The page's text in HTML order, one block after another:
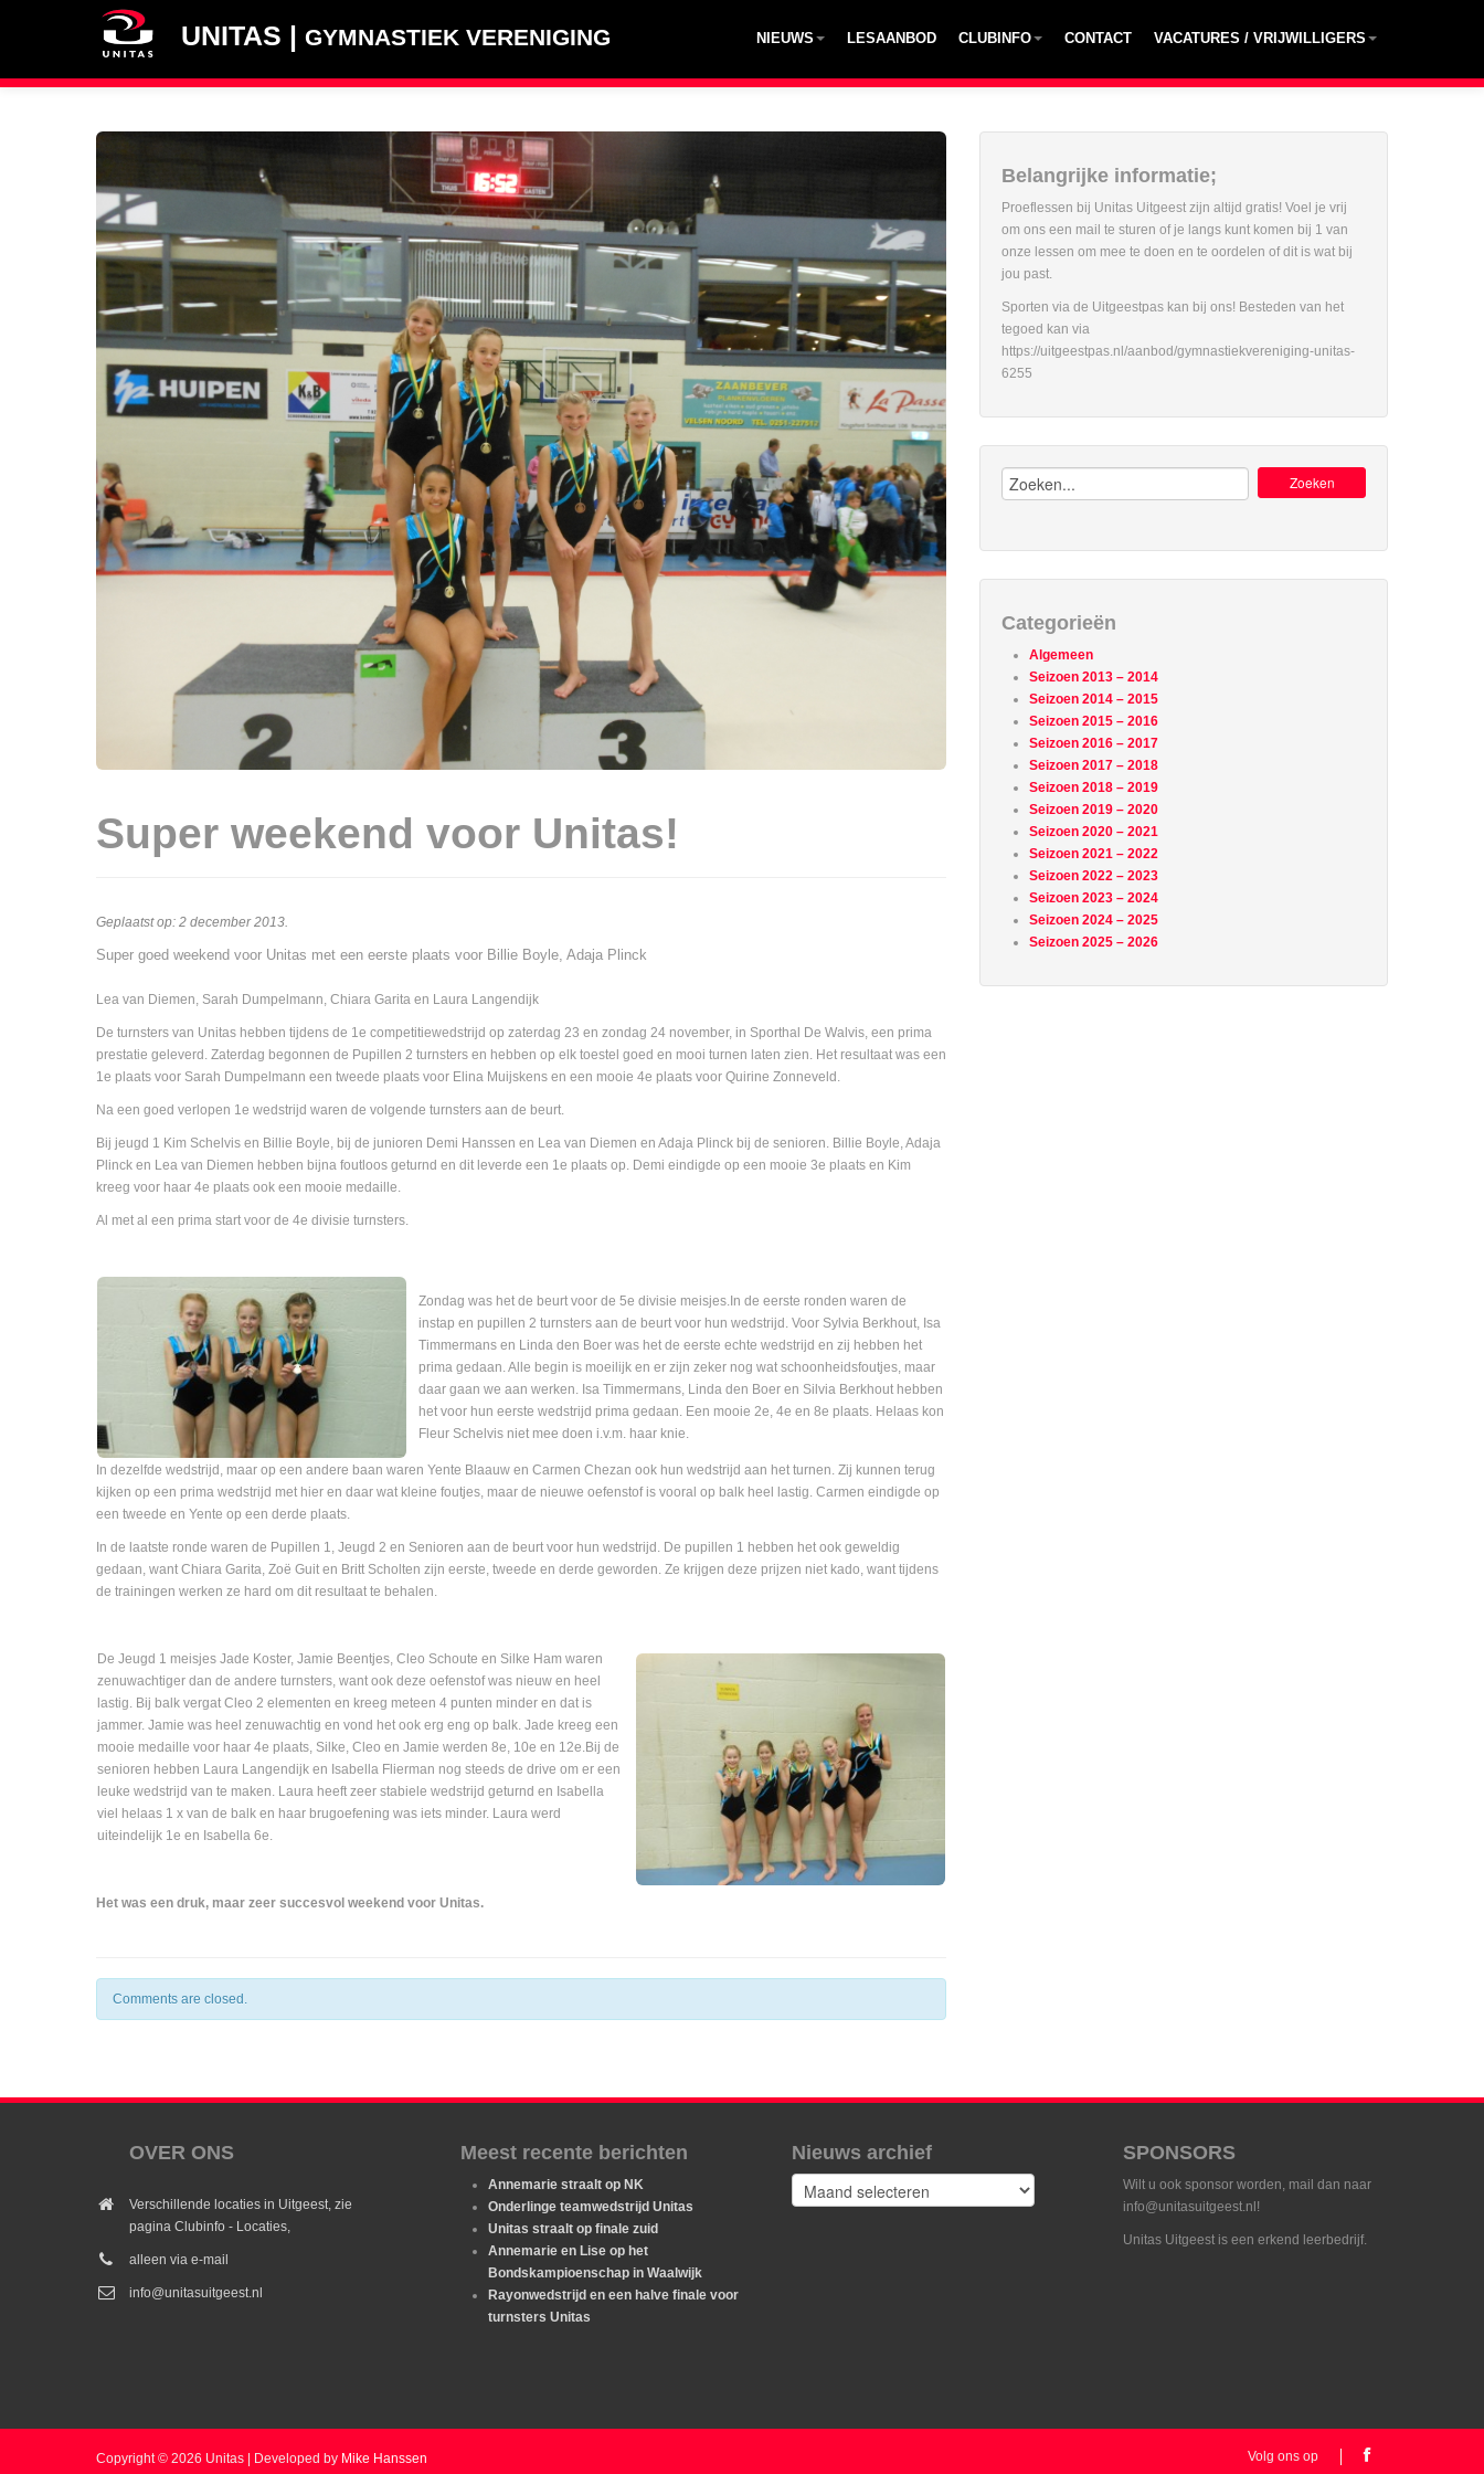
UNITAS | GYMNASTIEK VERENIGING NIEUWS LESAANBOD CLUBINFO CONTACT VACATURES / VRIJWILLIGERS
Super weekend voor Unitas!
Geplaatst op: 2 december 2013
Super goed weekend voor Unitas met een eerste plaats voor Billie Boyle, Adaja Plinck
Lea van Diemen, Sarah Dumpelmann, Chiara Garita en Laura Langendijk
De turnsters van Unitas hebben tijdens de 1e competitiewedstrijd op zaterdag 23 en zondag 24 november, in Sporthal De Walvis, een prima
prestatie geleverd. Zaterdag begonnen de Pupillen 2 turnsters en hebben op elk toestel goed en mooi turnen laten zien. Het resultaat was een
1e plaats voor Sarah Dumpelmann een tweede plaats voor Elina Muijskens en een mooie 4e plaats voor Quirine Zonneveld.
Na een goed verlopen 1e wedstrijd waren de volgende turnsters aan de beurt.
Bij jeugd 1 Kim Schelvis en Billie Boyle, bij de junioren Demi Hanssen en Lea van Diemen en Adaja Plinck bij de senioren. Billie Boyle, Adaja
Plinck en Lea van Diemen hebben bijna foutloos geturnd en dit leverde een 1e plaats op. Demi eindigde op een mooie 3e plaats en Kim
kreeg voor haar 4e plaats ook een mooie medaille.
Al met al een prima start voor de 4e divisie turnsters.
Zondag was het de beurt voor de 5e divisie meisjes.In de eerste ronden waren de
instap en pupillen 2 turnsters aan de beurt voor hun wedstrijd. Voor Sylvia Berkhout, Isa
Timmermans en Linda den Boer was het de eerste echte wedstrijd en zij hebben het
prima gedaan. Alle begin is moeilijk en er zijn zeker nog wat schoonheidsfoutjes, maar
daar gaan we aan werken. Isa Timmermans, Linda den Boer en Silvia Berkhout hebben
het voor hun eerste wedstrijd prima gedaan. Een mooie 2e, 4e en 8e plaats. Helaas kon
Fleur Schelvis niet mee doen i.v.m. haar knie.
In dezelfde wedstrijd, maar op een andere baan waren Yente Blaauw en Carmen Chezan ook hun wedstrijd aan het turnen. Zij kunnen terug
kijken op een prima wedstrijd met hier en daar wat kleine foutjes, maar de nieuwe oefenstof is vooral op balk heel lastig. Carmen eindigde op
een tweede en Yente op een derde plaats.
In de laatste ronde waren de Pupillen 1, Jeugd 2 en Senioren aan de beurt voor hun wedstrijd. De pupillen 1 hebben het ook geweldig
gedaan, want Chiara Garita, Zoë Guit en Britt Scholten zijn eerste, tweede en derde geworden. Ze krijgen deze prijzen niet kado, want tijdens
de trainingen werken ze hard om dit resultaat te behalen.
De Jeugd 1 meisjes Jade Koster, Jamie Beentjes, Cleo Schoute en Silke Ham waren
zenuwachtiger dan de andere turnsters, want ook deze oefenstof was nieuw en heel
lastig. Bij balk vergat Cleo 2 elementen en kreeg meteen 4 punten minder en dat is
jammer. Jamie was heel zenuwachtig en vond het ook erg eng op balk. Jade kreeg een
mooie medaille voor haar 4e plaats, Silke, Cleo en Jamie werden 8e, 10e en 12e.Bij de
senioren hebben Laura Langendijk en Isabella Flierman nog steeds de drive om er een
leuke wedstrijd van te maken. Laura heeft zeer stabiele wedstrijd geturnd en Isabella
viel helaas 1 x van de balk en haar brugoefening was iets minder. Laura werd
uiteindelijk 1e en Isabella 6e.
Het was een druk, maar zeer succesvol weekend voor Unitas.
Comments are closed.
Belangrijke informatie;
Proeflessen bij Unitas Uitgeest zijn altijd gratis! Voel je vrij
om ons een mail te sturen of je langs kunt komen bij 1 van
onze lessen om mee te doen en te oordelen of dit is wat bij
jou past.
Sporten via de Uitgeestpas kan bij ons! Besteden van het
tegoed kan via
https://uitgeestpas.nl/aanbod/gymnastiekvereniging-unitas-
6255
Zoeken:
Categorieën
Algemeen
Seizoen 2013 – 2014
Seizoen 2014 – 2015
Seizoen 2015 – 2016
Seizoen 2016 – 2017
Seizoen 2017 – 2018
Seizoen 2018 – 2019
Seizoen 2019 – 2020
Seizoen 2020 – 2021
Seizoen 2021 – 2022
Seizoen 2022 – 2023
Seizoen 2023 – 2024
Seizoen 2024 – 2025
Seizoen 2025 – 2026
OVER ONS
Verschillende locaties in Uitgeest, zie
pagina Clubinfo - Locaties,
alleen via e-mail
info@unitasuitgeest.nl
Meest recente berichten
Annemarie straalt op NK
Onderlinge teamwedstrijd Unitas
Unitas straalt op finale zuid
Annemarie en Lise op het
Bondskampioenschap in Waalwijk
Rayonwedstrijd en een halve finale voor
turnsters Unitas
Nieuws archief
Nieuws
archief
SPONSORS
Wilt u ook sponsor worden, mail dan naar
info@unitasuitgeest.nl!
Unitas Uitgeest is een erkend leerbedrijf.
Copyright © 2026 Unitas | Developed by Mike Hanssen Volg ons op